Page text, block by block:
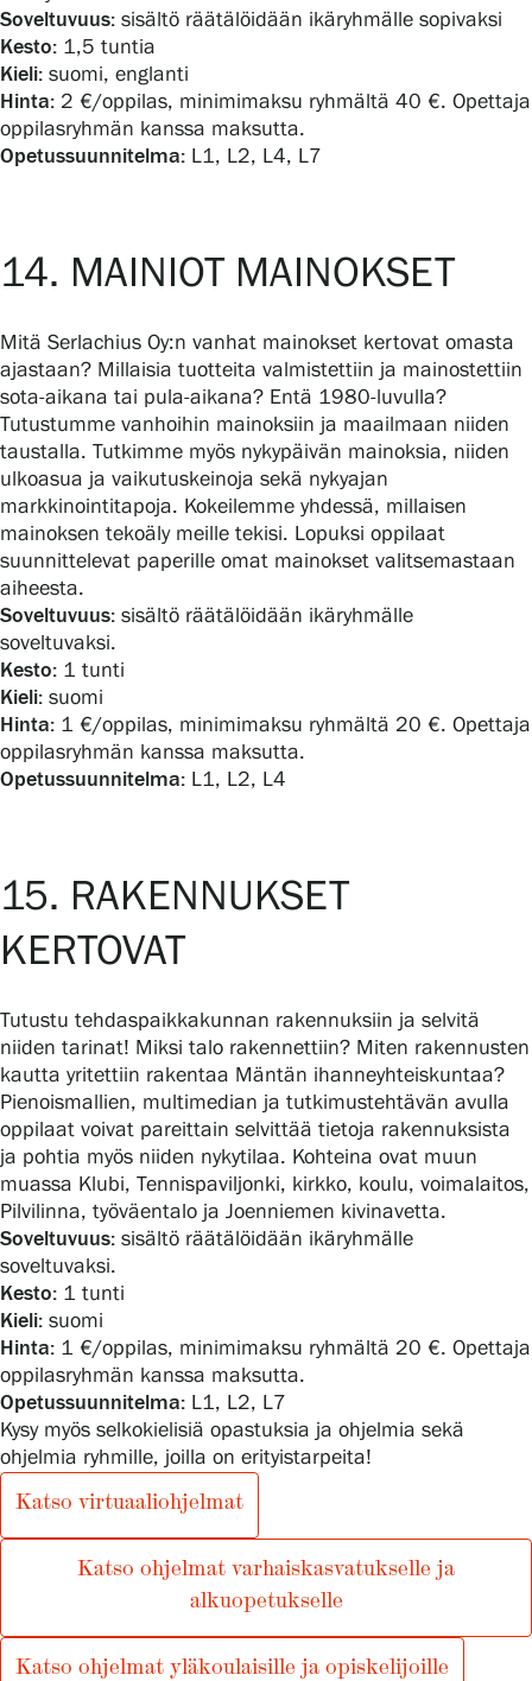
Soveltuvuus: sisältö räätälöidään ikäryhmälle sopivaksi
Kesto: 1,5 tuntia
Kieli: suomi, englanti
Hinta: 2 €/oppilas, minimimaksu ryhmältä 40 €. Opettaja
oppilasryhmän kanssa maksutta.
Opetussuunnitelma: L1, L2, L4, L7
14. MAINIOT MAINOKSET
Mitä Serlachius Oy:n vanhat mainokset kertovat omasta
ajastaan? Millaisia tuotteita valmistettiin ja mainostettiin
sota-aikana tai pula-aikana? Entä 1980-luvulla?
Tutustumme vanhoihin mainoksiin ja maailmaan niiden
taustalla. Tutkimme myös nykypäivän mainoksia, niiden
ulkoasua ja vaikutuskeinoja sekä nykyajan
markkinointitapoja. Kokeilemme yhdessä, millaisen
mainoksen tekoäly meille tekisi. Lopuksi oppilaat
suunnittelevat paperille omat mainokset valitsemastaan
aiheesta.
Soveltuvuus: sisältö räätälöidään ikäryhmälle
soveltuvaksi.
Kesto: 1 tunti
Kieli: suomi
Hinta: 1 €/oppilas, minimimaksu ryhmältä 20 €. Opettaja
oppilasryhmän kanssa maksutta.
Opetussuunnitelma: L1, L2, L4
15. RAKENNUKSET
KERTOVAT
Tutustu tehdaspaikkakunnan rakennuksiin ja selvitä
niiden tarinat! Miksi talo rakennettiin? Miten rakennusten
kautta yritettiin rakentaa Mäntän ihanneyhteiskuntaa?
Pienoismallien, multimedian ja tutkimustehtävän avulla
oppilaat voivat pareittain selvittää tietoja rakennuksista
ja pohtia myös niiden nykytilaa. Kohteina ovat muun
muassa Klubi, Tennispaviljonki, kirkko, koulu, voimalaitos,
Pilvilinna, työväentalo ja Joenniemen kivinavetta.
Soveltuvuus: sisältö räätälöidään ikäryhmälle
soveltuvaksi.
Kesto: 1 tunti
Kieli: suomi
Hinta: 1 €/oppilas, minimimaksu ryhmältä 20 €. Opettaja
oppilasryhmän kanssa maksutta.
Opetussuunnitelma: L1, L2, L7
Kysy myös selkokielisiä opastuksia ja ohjelmia sekä
ohjelmia ryhmille, joilla on erityistarpeita!
Katso virtuaaliohjelmat
Katso ohjelmat varhaiskasvatukselle ja
alkuopetukselle
Katso ohjelmat yläkoulaisille ja opiskelijoille